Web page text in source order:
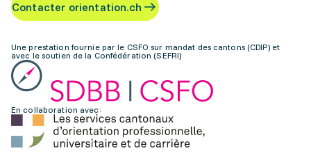
Contacter orientation.ch
Une prestation fournie par le CSFO sur mandat des cantons (CDIP) et
avec le soutien de la Confédération (SEFRI)
En collaboration avec: